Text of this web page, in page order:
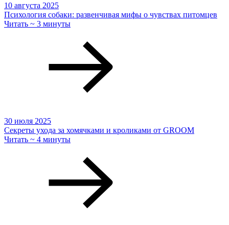
10 августа 2025
Психология собаки: развенчивая мифы о чувствах питомцев
Читать ~ 3 минуты
30 июля 2025
Секреты ухода за хомячками и кроликами от GROOM
Читать ~ 4 минуты